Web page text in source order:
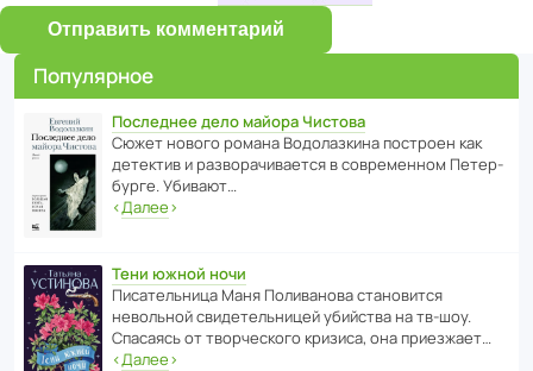
Отправить комментарий
Популярное
Последнее дело майора Чистова
Сюжет нового романа Водо­ла­з­кина пост­роен как
дете­ктив и разво­ра­чи­ва­ется в совре­менном Пете­р­
бурге. Убивают…
‹Далее›
Тени южной ночи
Писа­тель­ница Маня Поли­ва­нова стано­вится
невольной свиде­тель­ницей убийства на тв-шоу.
Спасаясь от твор­че­с­кого кризиса, она приезжает…
‹Далее›